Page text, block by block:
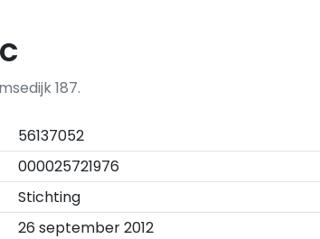
187.
56137052
000025721976
Stichting
26 september 2012